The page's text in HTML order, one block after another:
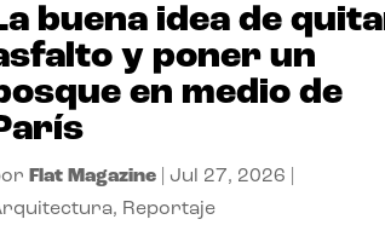
buena idea de
y poner un
en medio de
Flat Magazine| Jul 27, 2026
, Reportaje